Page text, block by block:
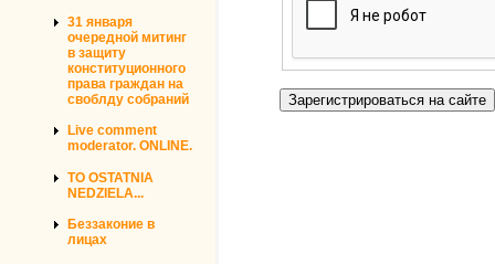
31 января
очередной митинг
в защиту
конституционного
права граждан на
своблду собраний
Live comment
moderator. ONLINE.
TO OSTATNIA
NEDZIELA...
Беззаконие в
лицах